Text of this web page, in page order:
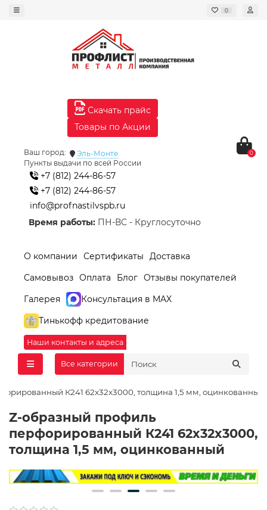
0
Скачать прайс
Товары по Акции
Ваш город:
Эль-Монте
Пункты выдачи по всей России
+7 (812) 244-86-57
+7 (812) 244-86-57
info@profnastilvspb.ru
Время работы: ПН-ВС - Круглосуточно
0
О компании Сертификаты
Доставка
Самовывоз Оплата Блог Отзывы покупателей
Галерея
Консультация в MAX
Тинькофф кредитование
Наши контакты и адреса
Все категории
К241 62x32x3000, толщина 1,5 мм, оцинкованный
Z-образный профиль
перфорированный К241 62x32x3000,
толщина 1,5 мм, оцинкованный